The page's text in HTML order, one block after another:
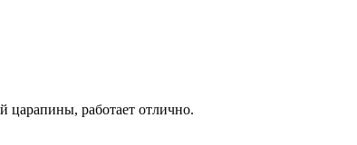
царапины, работает отлично.